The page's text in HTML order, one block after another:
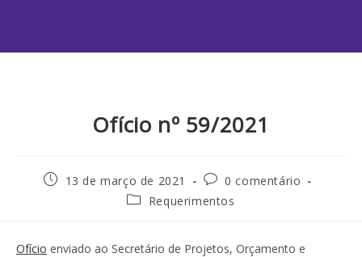
Ofício nº 59/2021
13 de março de 2021
0 comentário
Requerimentos
Ofício enviado ao Secretário de Projetos, Orçamento e